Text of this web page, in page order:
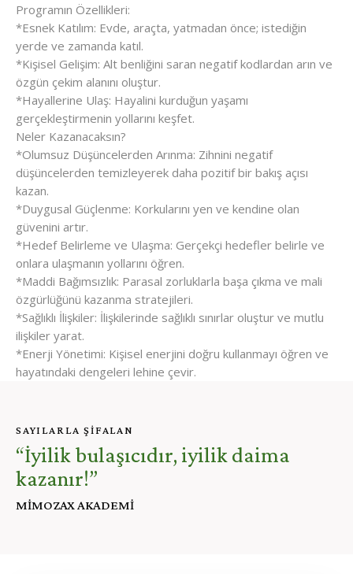
Programın Özellikleri:
*Esnek Katılım: Evde, araçta, yatmadan önce; istediğin
yerde ve zamanda katıl.
*Kişisel Gelişim: Alt benliğini saran negatif kodlardan arın ve
özgün çekim alanını oluştur.
*Hayallerine Ulaş: Hayalini kurduğun yaşamı
gerçekleştirmenin yollarını keşfet.
Neler Kazanacaksın?
*Olumsuz Düşüncelerden Arınma: Zihnini negatif
düşüncelerden temizleyerek daha pozitif bir bakış açısı
kazan.
*Duygusal Güçlenme: Korkularını yen ve kendine olan
güvenini artır.
*Hedef Belirleme ve Ulaşma: Gerçekçi hedefler belirle ve
onlara ulaşmanın yollarını öğren.
*Maddi Bağımsızlık: Parasal zorluklarla başa çıkma ve mali
özgürlüğünü kazanma stratejileri.
*Sağlıklı İlişkiler: İlişkilerinde sağlıklı sınırlar oluştur ve mutlu
ilişkiler yarat.
*Enerji Yönetimi: Kişisel enerjini doğru kullanmayı öğren ve
hayatındaki dengeleri lehine çevir.
SAYILARLA ŞİFALAN
“İyilik bulaşıcıdır, iyilik daima
kazanır!”
MİMOZAX AKADEMİ